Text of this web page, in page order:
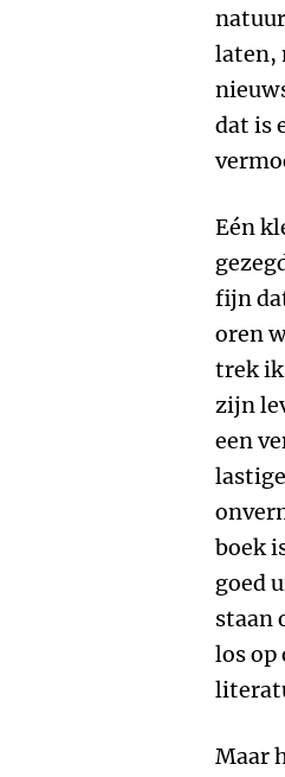
laten,
dat is
Eén
fijn
oren
trek ik
zijn
een
boek
goed
staan
los op
Maar